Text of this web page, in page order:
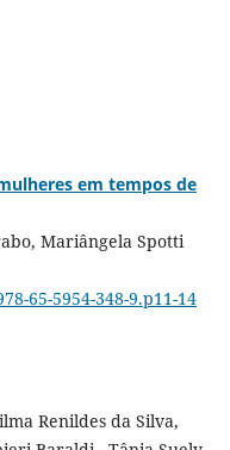
em tempos de
Mariângela Spotti
65-5954-348-9.p11-14
Renildes da Silva,